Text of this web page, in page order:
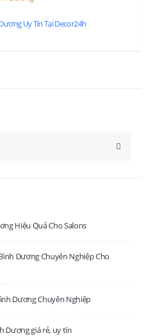
Uy Tín Tại Decor24h
Hiệu Quả Cho Salons
Dương Chuyên Nghiệp Cho
Dương Chuyên Nghiệp
Dương giá rẻ, uy tín